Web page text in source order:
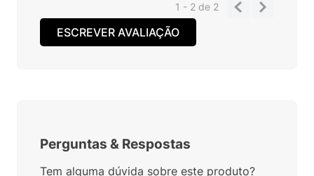
1 - 2de 2
ESCREVER AVALIAÇÃO
Perguntas & Respostas
Tem alguma dúvida sobre este produto?